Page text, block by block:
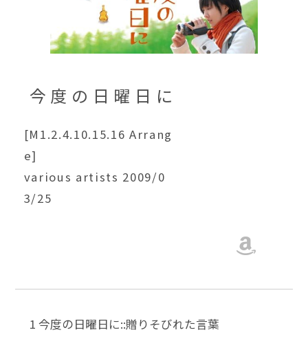
今度の日曜日に
[M1.2.4.10.15.16 Arrang
e]
various artists 2009/0
3/25
1 今度の日曜日に::贈りそびれた言葉